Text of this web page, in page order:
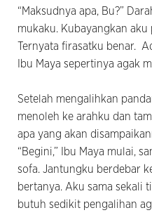
“Maksudnya apa, Bu?”
mukaku. Kubayangkan
Ternyata firasatku benar.
Ibu Maya sepertinya agak
Setelah mengalihkan
menoleh ke arahku dan
apa yang akan
“Begini,” Ibu Maya mulai,
sofa. Jantungku berdebar
bertanya. Aku sama sekali
butuh sedikit pengalihan